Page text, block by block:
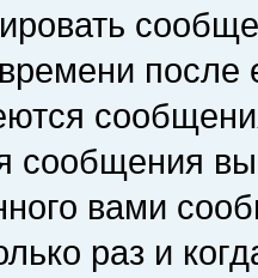
сообщения
вами
раз и